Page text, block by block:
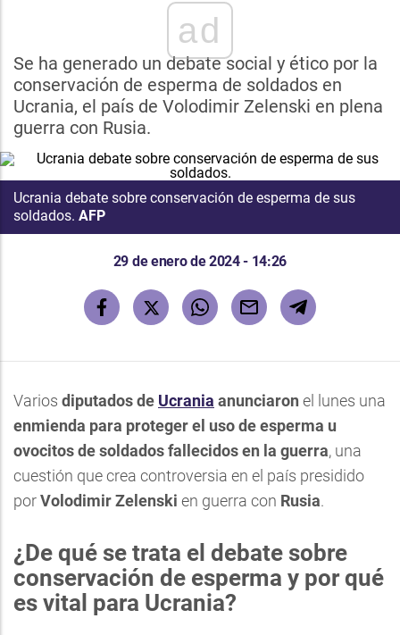
ad
Se ha generado un debate social y ético por la
conservación de esperma de soldados en
Ucrania, el país de Volodimir Zelenski en plena
guerra con Rusia.
Ucrania debate sobre conservación de esperma de sus
soldados. AFP
29 de enero de 2024 - 14:26
Varios diputados de Ucrania anunciaron el lunes una
enmienda para proteger el uso de esperma u
ovocitos de soldados fallecidos en la guerra, una
cuestión que crea controversia en el país presidido
porVolodimir Zelenski en guerra con Rusia.
¿De qué se trata el debate sobre
conservación de esperma y por qué
es vital para Ucrania?